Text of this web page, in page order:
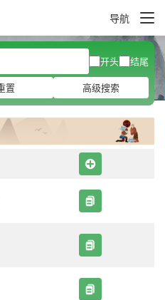
导航
开头
结尾
置 高级搜索